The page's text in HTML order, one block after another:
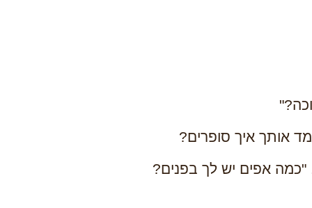
אותך איך סופרים?
אפים יש לך בפנים?